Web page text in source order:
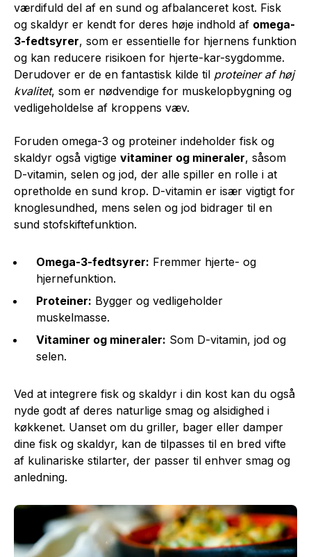
værdifuld del af en sund og afbalanceret kost. Fisk
og skaldyr er kendt for deres høje indhold af omega-
3-fedtsyrer, som er essentielle for hjernens funktion
og kan reducere risikoen for hjerte-kar-sygdomme.
Derudover er de en fantastisk kilde til proteiner af høj
kvalitet, som er nødvendige for muskelopbygning og
vedligeholdelse af kroppens væv.
Foruden omega-3 og proteiner indeholder fisk og
skaldyr også vigtige vitaminer og mineraler, såsom
D-vitamin, selen og jod, der alle spiller en rolle i at
opretholde en sund krop. D-vitamin er især vigtigt for
knoglesundhed, mens selen og jod bidrager til en
sund stofskiftefunktion.
Omega-3-fedtsyrer: Fremmer hjerte- og
hjernefunktion.
Proteiner: Bygger og vedligeholder
muskelmasse.
Vitaminer og mineraler: Som D-vitamin, jod og
selen.
Ved at integrere fisk og skaldyr i din kost kan du også
nyde godt af deres naturlige smag og alsidighed i
køkkenet. Uanset om du griller, bager eller damper
dine fisk og skaldyr, kan de tilpasses til en bred vifte
af kulinariske stilarter, der passer til enhver smag og
anledning.